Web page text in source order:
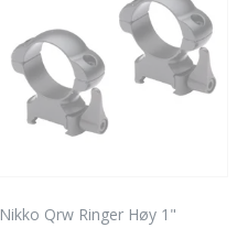
Nikko Qrw Ringer Høy 1"